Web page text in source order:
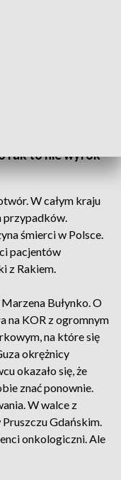
rak to nie wyrok -
W całym kraju
przypadków.
śmierci w Polsce.
pacjentów
z Rakiem.
Bułynko. O
na KOR z ogromnym
na które się
okrężnicy
okazało się, że
znać ponownie.
W walce z
Gdańskim.
onkologiczni. Ale